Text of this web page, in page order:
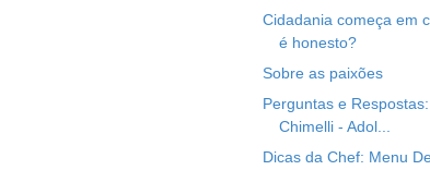
Cidadania começa em
é honesto?
Sobre as paixões
Perguntas e
Chimelli - Adol...
Dicas da Chef: Menu